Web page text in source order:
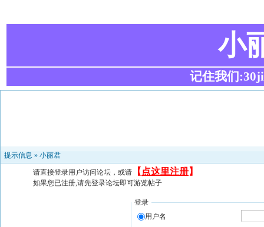
小
记住我们
提示信息 » 小丽君
请直接登录用户访问论坛，或请 【 点这里注册】
如果您已注册,请先登录论坛即可游览帖子
登录
用户名